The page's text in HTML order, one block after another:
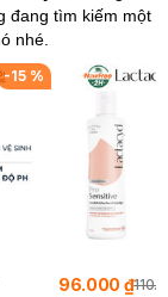
đang tìm kiếm một
nhé.
-15%
96.000 ₫